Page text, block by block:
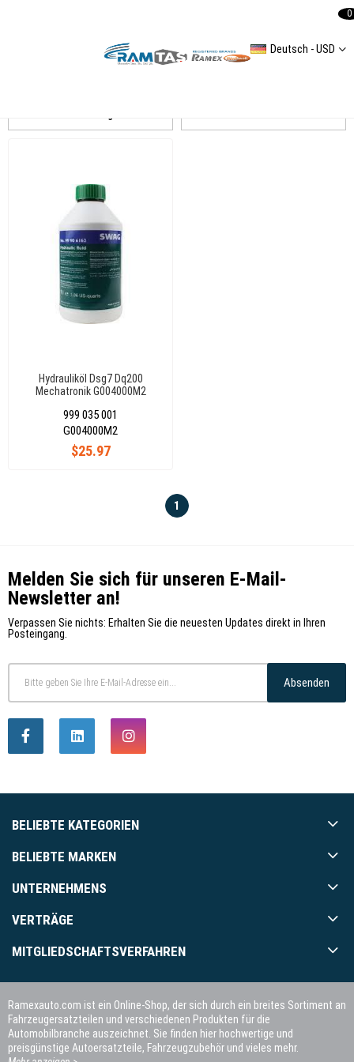
Deutsch - USD
0
Hydrauliköl Dsg7 Dq200
Mechatronik G004000M2
999 035 001
$25.97
G004000M2
1
Melden Sie sich für unseren E-Mail-
Newsletter an!
Verpassen Sie nichts: Erhalten Sie die neuesten Updates direkt in Ihren
Posteingang.
Absenden
BELIEBTE KATEGORIEN
BELIEBTE MARKEN
UNTERNEHMENS
VERTRÄGE
MITGLIEDSCHAFTSVERFAHREN
Ramexauto.com ist ein Online-Shop, der sich durch ein breites Sortiment an
Fahrzeugersatzteilen und verschiedenen Produkten für die
Automobilbranche auszeichnet. Sie finden hier hochwertige und
preisgünstige Autoersatzteile, Fahrzeugzubehör und vieles mehr.